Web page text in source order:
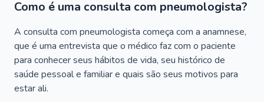
Como é uma consulta com pneumologista?
A consulta com pneumologista começa com a anamnese,
que é uma entrevista que o médico faz com o paciente
para conhecer seus hábitos de vida, seu histórico de
saúde pessoal e familiar e quais são seus motivos para
estar ali.